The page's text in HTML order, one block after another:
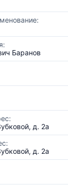
Баранов
д. 2а
д. 2а